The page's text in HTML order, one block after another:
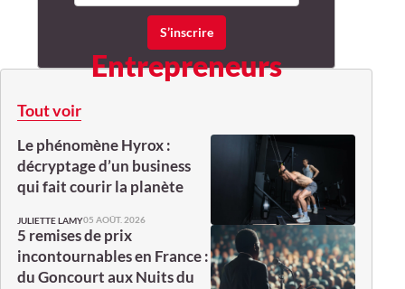
Entrepreneurs
Tout voir
Le phénomène Hyrox :
décryptage d’un business
qui fait courir la planète
JULIETTE LAMY05 AOÛT. 2026
5 remises de prix
incontournables en France :
du Goncourt aux Nuits du